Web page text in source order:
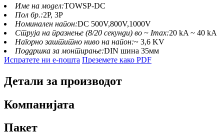
Име на модел:TOWSP-DC
Пол бр.:2P, 3P
Номинален напон:DC 500V,800V,1000V
Струја на празнење (8/20 секунди) во ~ Imax:20 kA ~ 40 kA
Нагорно заштитно ниво на напон:~ 3,6 KV
Поддршка за монтирање:DIN шина 35мм
Испратете ни е-пошта Преземете како PDF
Детали за производот
Компанијата
Пакет